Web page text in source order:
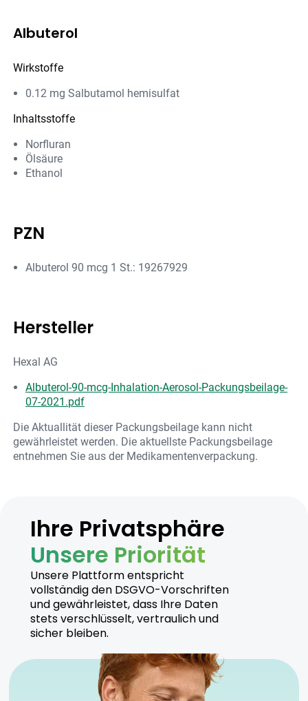
Albuterol
Wirkstoffe
0.12 mg Salbutamol hemisulfat
Inhaltsstoffe
Norfluran
Ölsäure
Ethanol
PZN
Albuterol 90 mcg 1 St.: 19267929
Hersteller
Hexal AG
Albuterol-90-mcg-Inhalation-Aerosol-Packungsbeilage-
07-2021.pdf
Die Aktuallität dieser Packungsbeilage kann nicht
gewährleistet werden. Die aktuellste Packungsbeilage
entnehmen Sie aus der Medikamentenverpackung.
Ihre Privatsphäre
Unsere Priorität
Unsere Plattform entspricht
vollständig den DSGVO-Vorschriften
und gewährleistet, dass Ihre Daten
stets verschlüsselt, vertraulich und
sicher bleiben.